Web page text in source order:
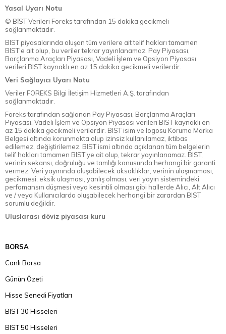
Yasal Uyarı Notu
© BİST Verileri Foreks tarafından 15 dakika gecikmeli
sağlanmaktadır.
BIST piyasalarında oluşan tüm verilere ait telif hakları tamamen
BIST'e ait olup, bu veriler tekrar yayınlanamaz. Pay Piyasası,
Borçlanma Araçları Piyasası, Vadeli İşlem ve Opsiyon Piyasası
verileri BIST kaynaklı en az 15 dakika gecikmeli verilerdir.
Veri Sağlayıcı Uyarı Notu
Veriler FOREKS Bilgi İletişim Hizmetleri A.Ş. tarafından
sağlanmaktadır.
Foreks tarafından sağlanan Pay Piyasası, Borçlanma Araçları
Piyasası, Vadeli İşlem ve Opsiyon Piyasası verileri BIST kaynaklı en
az 15 dakika gecikmeli verilerdir. BIST isim ve logosu Koruma Marka
Belgesi altında korunmakta olup izinsiz kullanılamaz, iktibas
edilemez, değiştirilemez. BIST ismi altında açıklanan tüm belgelerin
telif hakları tamamen BIST'ye ait olup, tekrar yayınlanamaz. BIST,
verinin sekansı, doğruluğu ve tamlığı konusunda herhangi bir garanti
vermez. Veri yayınında oluşabilecek aksaklıklar, verinin ulaşmaması,
gecikmesi, eksik ulaşması, yanlış olması, veri yayın sistemindeki
perfomansın düşmesi veya kesintili olması gibi hallerde Alıcı, Alt Alıcı
ve / veya Kullanıcılarda oluşabilecek herhangi bir zarardan BIST
sorumlu değildir.
Uluslarası döviz piyasası kuru
BORSA
Canlı Borsa
Günün Özeti
Hisse Senedi Fiyatları
BIST 30 Hisseleri
BIST 50 Hisseleri